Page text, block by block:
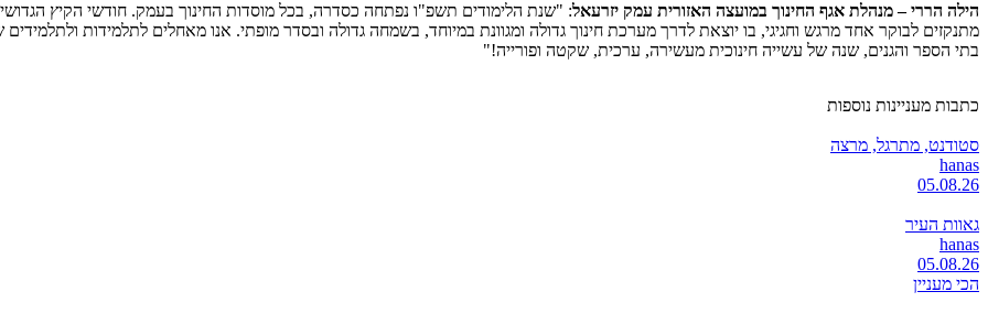
הילה הררי – מנהלת אגף החינוך במועצה האזורית עמק יזרעאל: "שנת הלימודים תשפ"ו נפתחה כסדרה, בכל מוסדות החינוך בעמק. חודשי הקיץ
מתנקזים לבוקר אחד מרגש וחגיגי, בו יוצאת לדרך מערכת חינוך גדולה ומגוונת במיוחד, בשמחה גדולה ובסדר מופתי. אנו מאחלים לתלמידות ולתלמידים
בתי הספר והגנים, שנה של עשייה חינוכית מעשירה, ערכית, שקטה ופורייה!"
כתבות מעניינות נוספות
סטודנט, מתרגל, מרצה
hanas
05.08.26
גאוות העיר
hanas
05.08.26
הכי מעניין